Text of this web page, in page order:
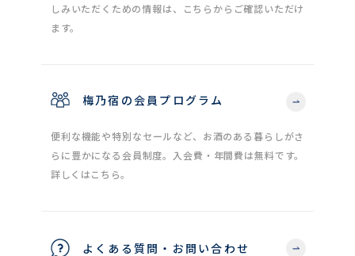
しみいただくための情報は、こちらからご確認いただけ
ます。
梅乃宿の会員プログラム
便利な機能や特別なセールなど、お酒のある暮らしがさ
らに豊かになる会員制度。入会費・年間費は無料です。
詳しくはこちら。
よくある質問・お問い合わせ